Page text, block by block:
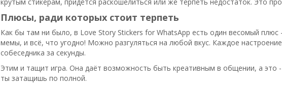
Плюсы, ради которых стоит терпеть
Как бы там ни было, в Love Story Stickers for WhatsApp есть один весомый
мемы, и всё, что угодно! Можно разгуляться на любой вкус. Каждое
собеседника за секунды.
Этим и тащит игра. Она даёт возможность быть креативным в общении, а это
ты затащишь по полной.